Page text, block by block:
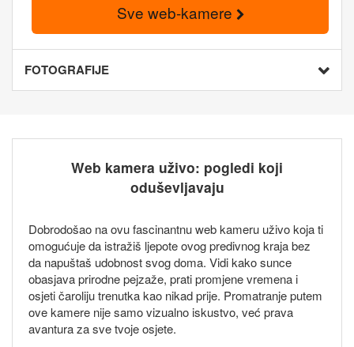
Sve web-kamere
FOTOGRAFIJE
Web kamera uživo: pogledi koji
oduševljavaju
Dobrodošao na ovu fascinantnu web kameru uživo koja ti
omogućuje da istražiš ljepote ovog predivnog kraja bez
da napuštaš udobnost svog doma. Vidi kako sunce
obasjava prirodne pejzaže, prati promjene vremena i
osjeti čaroliju trenutka kao nikad prije. Promatranje putem
ove kamere nije samo vizualno iskustvo, već prava
avantura za sve tvoje osjete.